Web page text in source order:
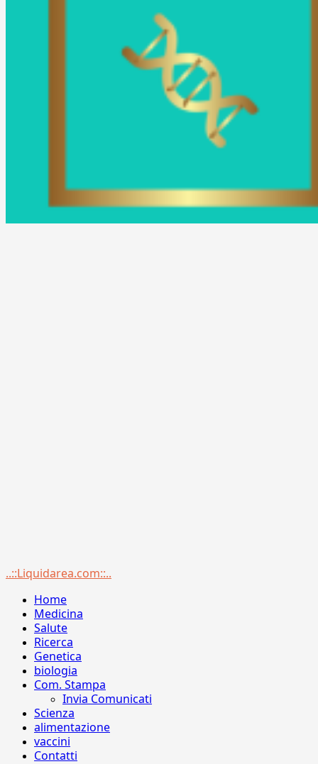
Menu
..::Liquidarea.com::..
Home
Medicina
Salute
Ricerca
Genetica
biologia
Com. Stampa
Invia Comunicati
Scienza
alimentazione
vaccini
Contatti